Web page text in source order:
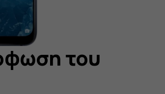
του